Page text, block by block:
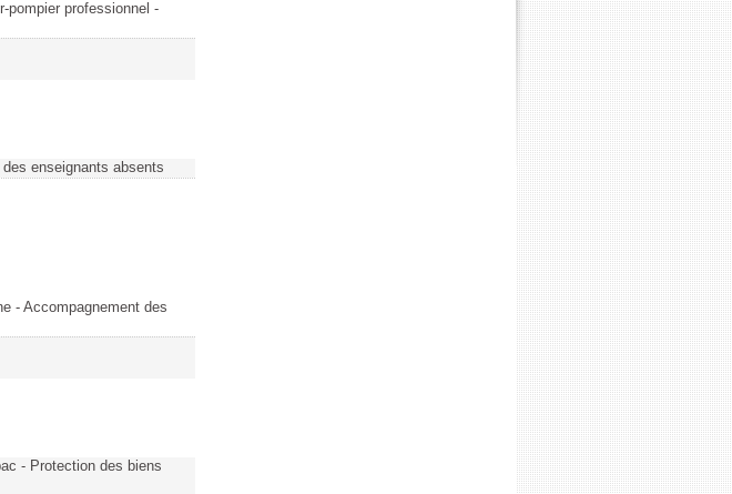
pompier professionnel -
enseignants absents
- Accompagnement des
- Protection des biens